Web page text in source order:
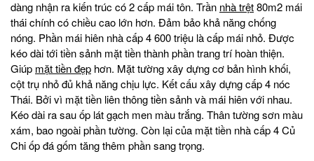
dàng nhận ra kiến trúc có 2 cấp mái tôn. Trần nhà trệt80m2 mái
thái chính có chiều cao lớn hơn. Đảm bảo khả năng chống
nóng. Phần mái hiên nhà cấp 4 600 triệu là cấp mái nhỏ. Được
kéo dài tới tiền sảnh mặt tiền thành phần trang trí hoàn thiện.
Giúp mặt tiền đẹp hơn. Mặt tường xây dựng cơ bản hình khối,
cột trụ nhỏ đủ khả năng chịu lực. Kết cấu xây dựng cấp 4 nóc
Thái. Bởi vì mặt tiền liên thông tiền sảnh và mái hiên với nhau.
Kéo dài ra sau ốp lát gạch men màu trắng. Thân tường sơn màu
xám, bao ngoài phần tường. Còn lại của mặt tiền nhà cấp 4 Củ
Chi ốp đá gốm tăng thêm phần sang trọng.